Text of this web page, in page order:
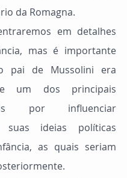
da Romagna.
mas é importante
pai de Mussolini era
um dos principais
por influenciar
suas ideias políticas
as quais seriam